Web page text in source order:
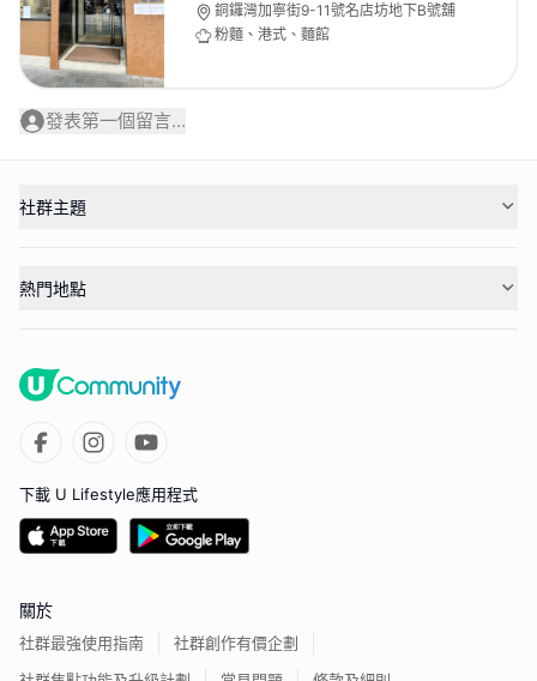
銅鑼灣加寧街9-11號名店坊地下B號舖
粉麵、港式、麵館
發表第一個留言...
社群主題
熱門地點
下載 U Lifestyle應用程式
關於
社群最強使用指南
社群創作有價企劃